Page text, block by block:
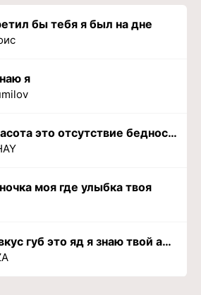
бы тебя я был на дне
я
Твоя красота это отсутствие бедности
моя где улыбка твоя
Я знаю вкус губ это яд я знаю твой аромат